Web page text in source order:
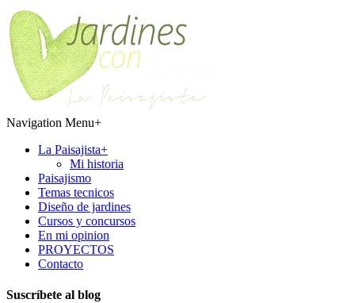
Navigation Menu+
La Paisajista+
Mi historia
Paisajismo
Temas tecnicos
Diseño de jardines
Cursos y concursos
En mi opinion
PROYECTOS
Contacto
Suscríbete al blog